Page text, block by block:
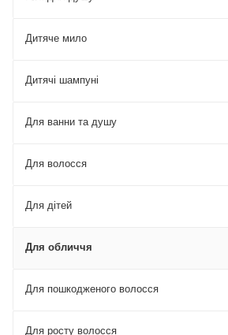
Дитяче мило
Дитячі шампуні
Для ванни та душу
Для волосся
Для дітей
Для обличчя
Для пошкодженого волосся
Для росту волосся